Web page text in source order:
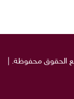
الحقوق محفوظة. |